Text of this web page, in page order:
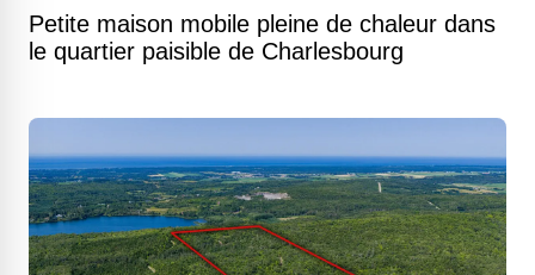
Petite maison mobile pleine de chaleur dans
le quartier paisible de Charlesbourg